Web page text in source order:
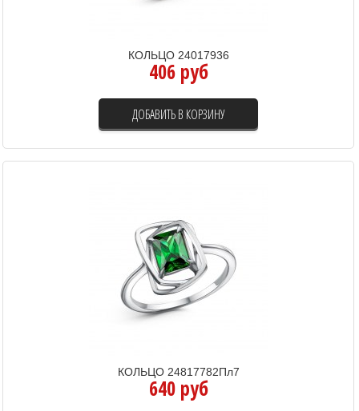
КОЛЬЦО 24017936
406 руб
ДОБАВИТЬ В КОРЗИНУ
КОЛЬЦО 24817782Пл7
640 руб